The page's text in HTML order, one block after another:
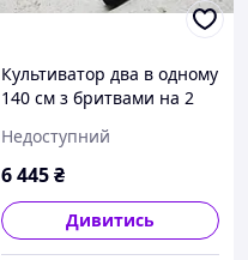
Культиватор два в одному
140 см з бритвами на 2
мототрактора, мотоблока
мінітрактора
Недоступний
6 445₴
Дивитись